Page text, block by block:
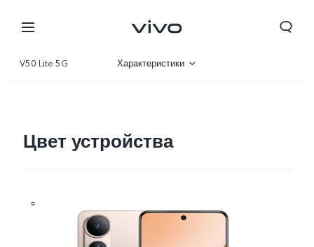
V50 Lite 5G Характеристики
Цвет устройства